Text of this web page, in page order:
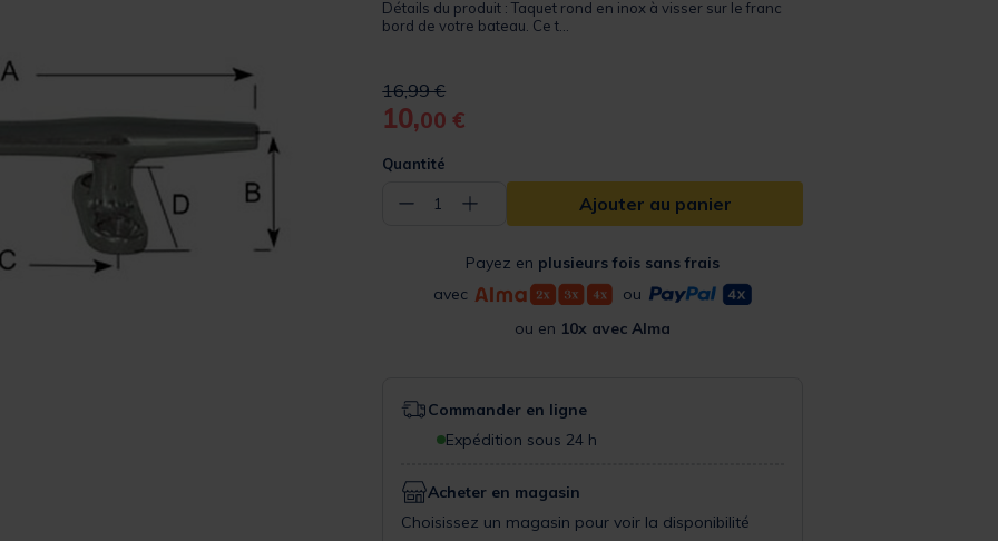
Détails du produit : Taquet rond en inox à visser sur le franc
bord de votre bateau. Ce t...
Price reduced from
16,99 €to
10,00 €
Quantité
− 1 + Ajouter au panier
Payez en plusieurs fois sans frais
avec
ou
ou en 10x avec Alma
Commander en ligne
Expédition sous 24 h
Acheter en magasin
Choisissez un magasin pour voir la disponibilité